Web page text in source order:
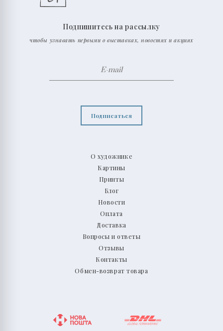
О художнике
Картины
Принты
Блог
Новости
Оплата
Доставка
Вопросы и ответы
Отзывы
Контакты
Обмен-возврат товара
Подпишитесь на рассылку
чтобы узнавать первыми о выставках, новостях и акциях
Подписаться